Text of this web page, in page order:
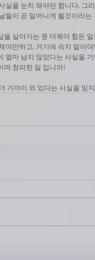
실을 눈치 채야만 합니다. 그
들이 곧 일어나게 될것이라는
살아가는 중 더욱더 힘든
야만하고, 거기에 속지 말아
얼마 남지 않았다는 사실을
며 창피한 일 입니까!
가까이 와 있다는 사실을 잊